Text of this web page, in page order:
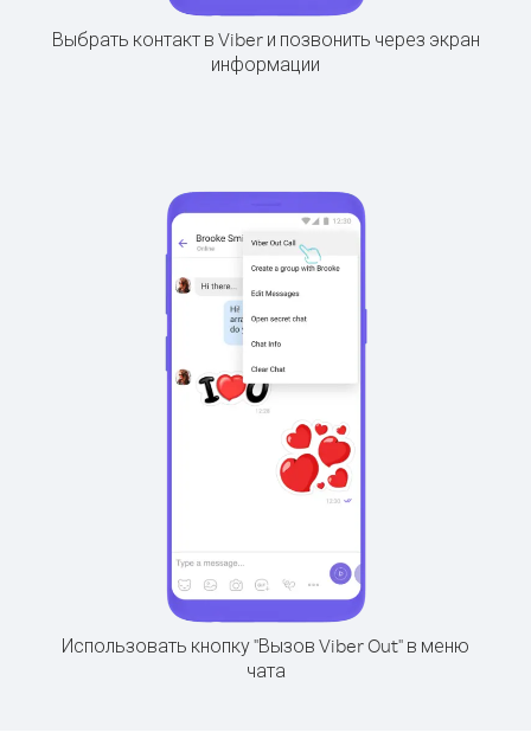
Выбрать контакт в Viber и позвонить через экран
информации
Использовать кнопку "Вызов Viber Out" в меню
чата